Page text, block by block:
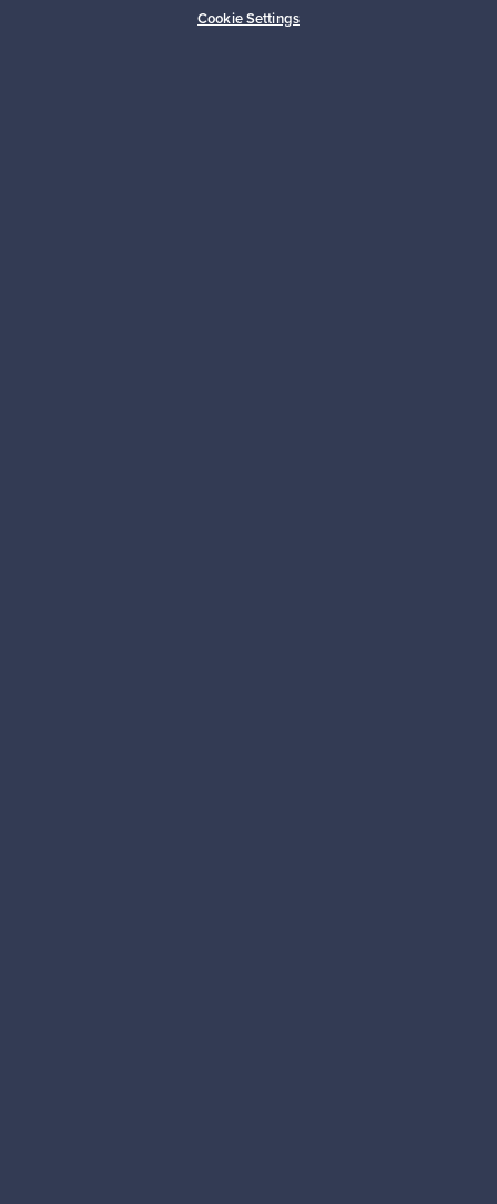
Cookie Settings